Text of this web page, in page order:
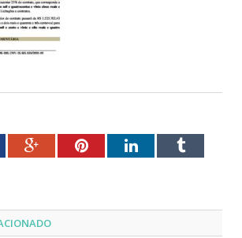
Google+PinterestLinkedInTumblr